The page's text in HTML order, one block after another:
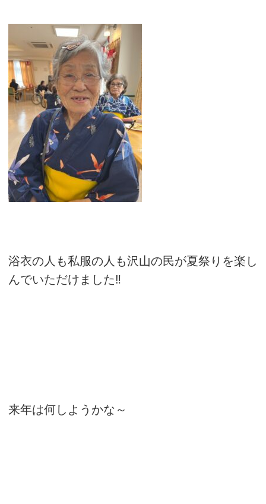
浴衣の人も私服の人も沢山の民が夏祭りを楽し
んでいただけました‼
来年は何しようかな～